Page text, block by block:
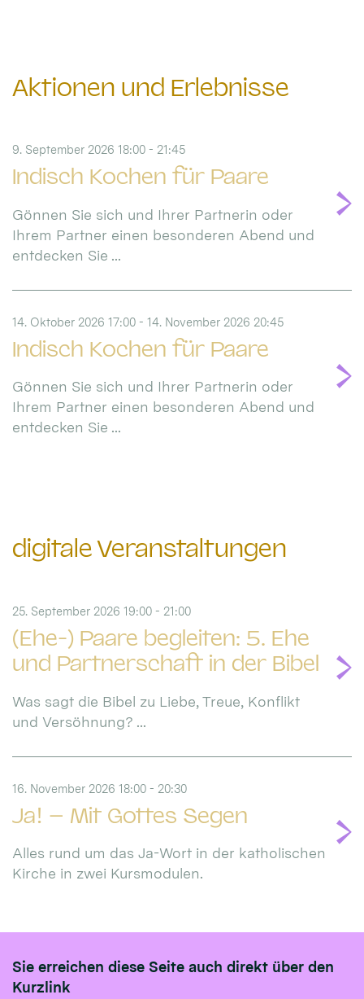
Aktionen und Erlebnisse
Indisch Kochen für Paare
9. September 2026 18:00 - 21:45
Gönnen Sie sich und Ihrer Partnerin oder
Ihrem Partner einen besonderen Abend und
entdecken Sie ...
Indisch Kochen für Paare
14. Oktober 2026 17:00 - 14. November 2026 20:45
Gönnen Sie sich und Ihrer Partnerin oder
Ihrem Partner einen besonderen Abend und
entdecken Sie ...
digitale Veranstaltungen
(Ehe-) Paare begleiten: 5. Ehe
und Partnerschaft in der Bibel
25. September 2026 19:00 - 21:00
Was sagt die Bibel zu Liebe, Treue, Konflikt
und Versöhnung? ...
Ja! – Mit Gottes Segen
16. November 2026 18:00 - 20:30
Alles rund um das Ja-Wort in der katholischen
Kirche in zwei Kursmodulen.
Sie erreichen diese Seite auch direkt über den
Kurzlink